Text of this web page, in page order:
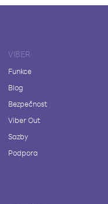
VIBER
Funkce
Blog
Bezpečnost
Viber Out
Sazby
Podpora